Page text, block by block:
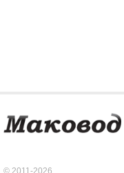
© 2011-2026